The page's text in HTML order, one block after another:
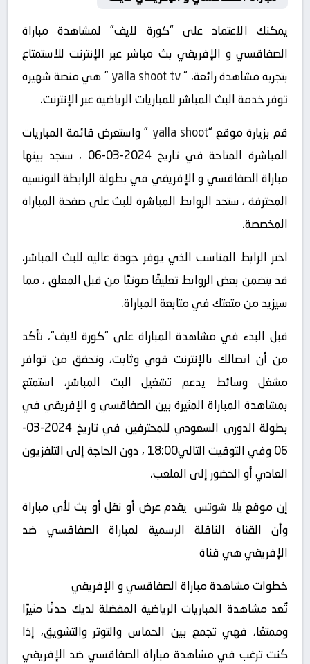
يمكنك الاعتماد على “كورة لايف” لمشاهدة مباراة
الصفاقسي و الإفريقي بث مباشر عبر الإنترنت للاستمتاع
بتجربة مشاهدة رائعة، “yalla shoot tv” هي منصة شهيرة
توفر خدمة البث المباشر للمباريات الرياضية عبر الإنترنت.
قم بزيارة موقع “yalla shoot ” واستعرض قائمة المباريات
المباشرة المتاحة في تاريخ 2024-03-06 ، ستجد بينها
مباراة الصفاقسي و الإفريقي في بطولة الرابطة التونسية
المحترفة ، ستجد الروابط المباشرة للبث على صفحة المباراة
المخصصة.
اختر الرابط المناسب الذي يوفر جودة عالية للبث المباشر،
قد يتضمن بعض الروابط تعليقًا صوتيًا من قبل المعلق ، مما
سيزيد من متعتك في متابعة المباراة.
قبل البدء في مشاهدة المباراة على “كورة لايف“، تأكد
من أن اتصالك بالإنترنت قوي وثابت، وتحقق من توافر
مشغل وسائط يدعم تشغيل البث المباشر، استمتع
بمشاهدة المباراة المثيرة بين الصفاقسي و الإفريقي في
بطولة الدوري السعودي للمحترفين في تاريخ 2024-03-
06 وفي التوقيت التالي18:00 ، دون الحاجة إلى التلفزيون
العادي أو الحضور إلى الملعب.
إن موقع يلا شوتسيقدم عرض أو نقل أو بث لأي مباراة
وأن القناة الناقلة الرسمية لمباراة الصفاقسي ضد
الإفريقي هي قناة
خطوات مشاهدة مباراة الصفاقسي و الإفريقي
تُعد مشاهدة المباريات الرياضية المفضلة لديك حدثًا مثيرًا
وممتعًا، فهي تجمع بين الحماس والتوتر والتشويق، إذا
كنت ترغب في مشاهدة مباراة الصفاقسي ضد الإفريقي